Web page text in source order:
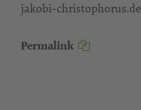
jakobi-christophorus.de
Permalink